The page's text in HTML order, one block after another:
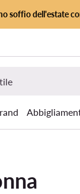
soffio dell'estate